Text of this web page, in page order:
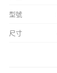
型號
尺寸